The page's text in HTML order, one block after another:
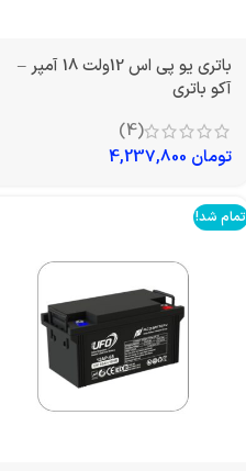
باتری یو پی اس 12ولت 18 آمپر –
آکو باتری
(4)
تومان
تمام شد!